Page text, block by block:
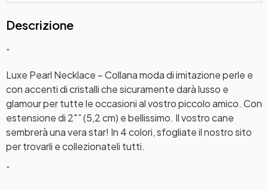
Descrizione
”
Luxe Pearl Necklace – Collana moda di imitazione perle e
con accenti di cristalli che sicuramente darà lusso e
glamour per tutte le occasioni al vostro piccolo amico. Con
estensione di 2″” (5,2 cm) e bellissimo. Il vostro cane
sembrerà una vera star! In 4 colori, sfogliate il nostro sito
per trovarli e collezionateli tutti.
“